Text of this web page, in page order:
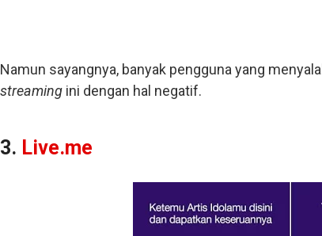
Namun sayangnya, banyak pengguna yang
streaming ini dengan hal negatif.
3. Live.me